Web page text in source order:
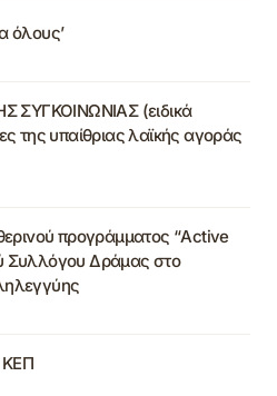
όλους’
(ειδικά
της υπαίθριας λαϊκής αγοράς
προγράμματος “Active
Συλλόγου Δράμας στο